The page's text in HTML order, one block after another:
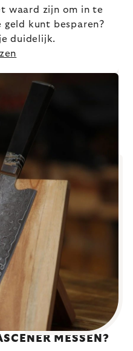
waard zijn om in te
geld kunt besparen?
duidelijk.
MESSEN?